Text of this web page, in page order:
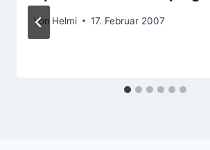
Von Helmi 17. Februar 2007